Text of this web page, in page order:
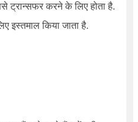
करने के लिए होता है.
इस्तमाल किया जाता है.